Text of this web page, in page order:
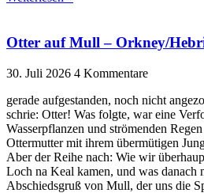
Otter auf Mull – Orkney/
30. Juli 2026 4 Kommentare
gerade aufgestanden, noch nicht
schrie: Otter! Was folgte, war eine
Wasserpflanzen und strömenden
Ottermutter mit ihrem übermütigen
Aber der Reihe nach: Wie wir
Loch na Keal kamen, und was danach
Abschiedsgruß von Mull, der uns die